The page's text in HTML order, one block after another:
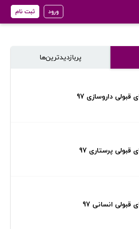
ورود ثبت نام
پر‌بازدیدترین‌ها
قبولی داروسازی 97
قبولی پرستاری 97
قبولی انسانی 97